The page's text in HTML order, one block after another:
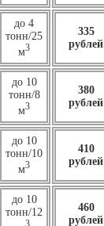
до 4
тонн/25
м3
335
рублей
до 10
тонн/8
м3
380
рублей
до 10
тонн/10
м3
410
рублей
до 10
тонн/12
3
460
рублей